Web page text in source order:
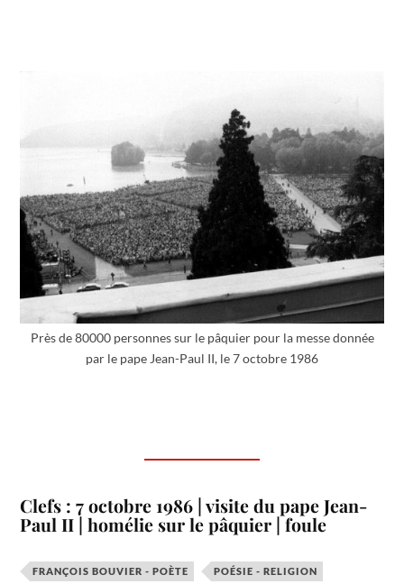
Près de 80000 personnes sur le pâquier pour la messe donnée
par le pape Jean-Paul II, le 7 octobre 1986
Clefs : 7 octobre 1986 | visite du pape Jean-
Paul II | homélie sur le pâquier | foule
FRANÇOIS BOUVIER - POÈTE POÉSIE - RELIGION